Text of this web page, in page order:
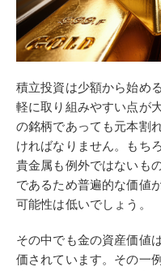
積立投資は少額から始め
軽に取り組みやすい点が
の銘柄であっても元本割
ければなりません。もち
貴金属も例外ではないも
であるため普遍的な価値
可能性は低いでしょう。
その中でも金の資産価値
価されています。その一